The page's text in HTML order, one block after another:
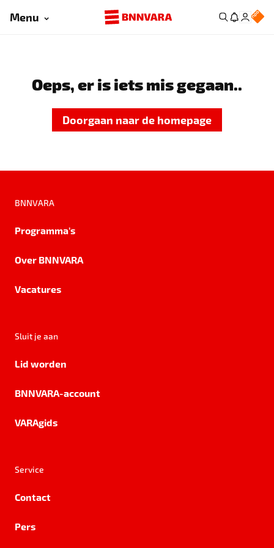
Menu
Oeps, er is iets mis gegaan..
Doorgaan naar de homepage
BNNVARA
Programma's
Over BNNVARA
Vacatures
Sluit je aan
Lid worden
BNNVARA-account
VARAgids
Service
Contact
Pers